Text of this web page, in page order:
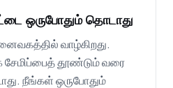
ஒருபோதும் தொடாது
வாழ்கிறது.
தூண்டும் வரை
நீங்கள் ஒருபோதும்